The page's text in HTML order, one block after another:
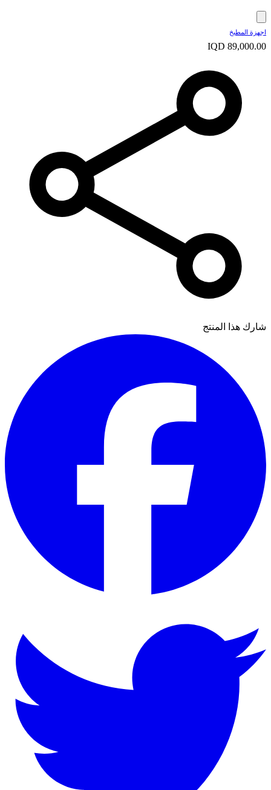
اجهزة المطبخ
IQD 89,000.00
شارك هذا المنتج